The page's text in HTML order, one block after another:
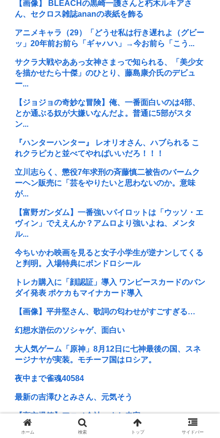
【画像】 BLEACHの黒崎一護さんと朽木ルキアさ
ん、セクロス雑誌ananの表紙を飾る
アニメキャラ（29）「どうせ私は行き遅れよ（グビー
ッ」20年前お前ら「ギャハハ」→今お前ら「こう...
サクラ大戦やああっ女神さまっで知られる、「美少女
を描かせたら十傑」のひとり、藤島康介氏のデビュ
ー...
【ジョジョの奇妙な冒険】俺、一番面白いのは4部、
とか通ぶる奴が大嫌いなんだよ。普通に5部がスタ
ン...
『ハンターハンター』 レオリオさん、ハブられる こ
れクラピカと並べてやればいいだろ！！！
立川志らく、懲役7年求刑の斉藤慎二被告のバームク
ーヘン販売に「芸をやりたいと思わないのか。意味
が...
【富野ガンダム】一番強いパイロットは「ウッソ・エ
ヴィン」でええんか？アムロより強いよね、メンタ
ル...
今ちいかわ映画を見ると女子小学生が逆ナンしてくる
と判明。入場特典にボンドロシール
トレカ購入に「顔認証」導入 ワンピースカードのバン
ダイ発表 ポケカもマイナカード導入
【画像】平井堅さん、歌詞の匂わせがすごすぎる…
幻想水滸伝のソシャゲ、面白い
大人気ゲーム「原神」8月12日に七神最後の国、スネ
ージナヤが実装。モチーフ国はロシア。
夜中まで雀魂40584
最新の吉澤ひとみさん、元気そう
【高市爆笑】アニメ会社、また赤字www
ケンドーコバヤシ「僕、ゲイの方からモテるんで
ホーム 検索 トップ サイドバー